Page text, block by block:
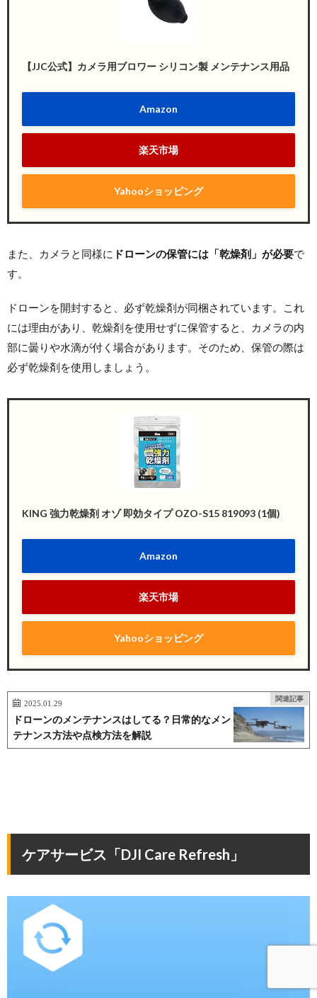
【JJC公式】カメラ用ブロワー シリコン製 メンテナンス用品
Amazon
楽天市場
Yahooショッピング
また、カメラと同様に ドローンの保管には「乾燥剤」が必要で
す。
ドローンを開封すると、必ず乾燥剤が同梱されています。これ
には理由があり、乾燥剤を使用せずに保管すると、カメラの内
部に曇りや水滴が付く場合があります。そのため、保管の際は
必ず乾燥剤を使用しましょう。
KING 強力乾燥剤 オゾ 即効タイプ OZO-S15 819093 (1個)
Amazon
楽天市場
Yahooショッピング
関連記事
2025.01.29
ドローンのメンテナンスはしてる？日常的なメン
テナンス方法や点検方法を解説
ケアサービス「DJI Care Refresh」